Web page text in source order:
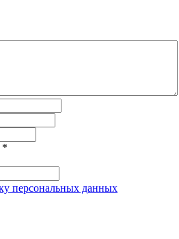
*
персональных данных